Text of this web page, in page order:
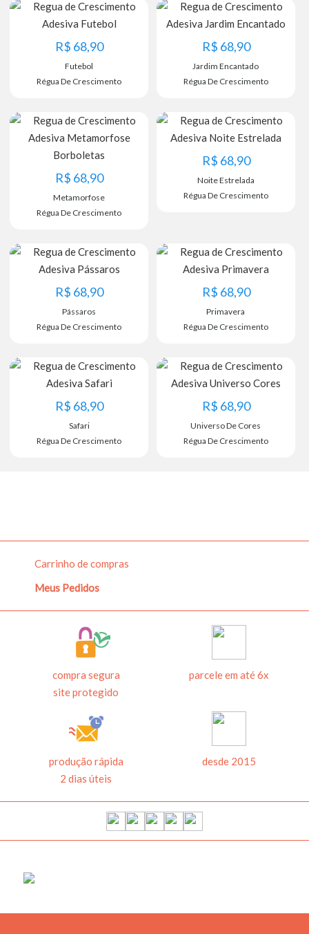
R$ 68,90
Futebol
Régua De Crescimento
R$ 68,90
Jardim Encantado
Régua De Crescimento
R$ 68,90
Metamorfose
Régua De Crescimento
R$ 68,90
Noite Estrelada
Régua De Crescimento
R$ 68,90
Pássaros
Régua De Crescimento
R$ 68,90
Primavera
Régua De Crescimento
R$ 68,90
Safari
Régua De Crescimento
R$ 68,90
Universo De Cores
Régua De Crescimento
Carrinho de compras
Meus Pedidos
compra segura
site protegido
parcele em até 6x
produção rápida
2 dias úteis
desde 2015